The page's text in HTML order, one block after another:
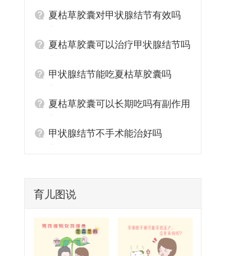
嘱规律服药，若不慎食用忌口食物后出
间 夏枯草胶囊对甲状腺结节有效吗
夏枯草胶囊可以治疗甲状腺结节吗
甲状腺结节能吃夏枯草胶囊吗
夏枯草胶囊可以长期吃吗有副作用
吗 甲状腺结节不手术能治好吗
育儿图说